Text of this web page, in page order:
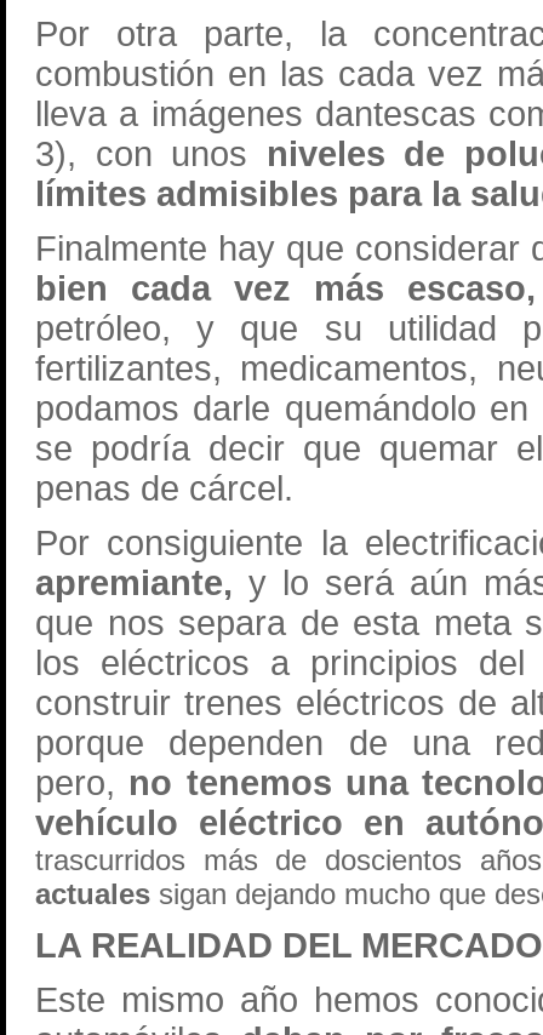
Por otra parte, la
combustión en las cada vez
lleva a imágenes dantescas
3), con unos niveles de
límites admisibles para la
Finalmente hay que considerar
bien cada vez más
petróleo, y que su utilidad
fertilizantes, medicamentos,
podamos darle quemándolo
se podría decir que quemar
penas de cárcel.
Por consiguiente la
apremiante, y lo será aún
que nos separa de esta meta
los eléctricos a principios
construir trenes eléctricos de
porque dependen de una
pero, no tenemos una
vehículo eléctrico en
trascurridos más de doscientos
actuales sigan dejando mucho que
LA REALIDAD DEL
Este mismo año hemos